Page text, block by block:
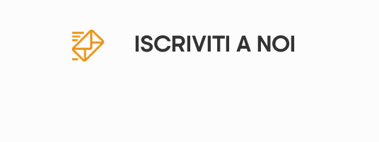
ISCRIVITI A NOI